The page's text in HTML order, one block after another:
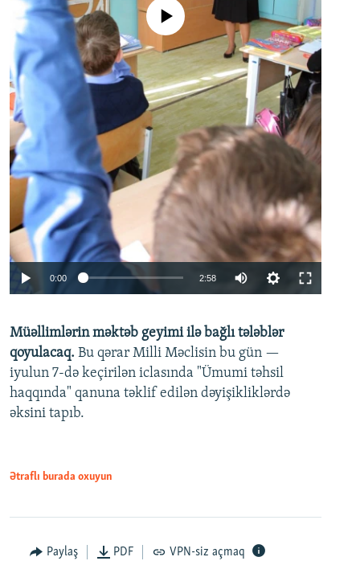
Auto 240p 360p 480p
No media source currently available
0:00 2:58
360p
480p
720p
Müəllimlərin məktəb geyimi ilə bağlı tələblər
qoyulacaq. Bu qərar Milli Məclisin bu gün —
iyulun 7-də keçirilən iclasında "Ümumi təhsil
haqqında" qanuna təklif edilən dəyişikliklərdə
əksini tapıb.
Ətraflı burada oxuyun
Paylaş PDF VPN-siz açmaq